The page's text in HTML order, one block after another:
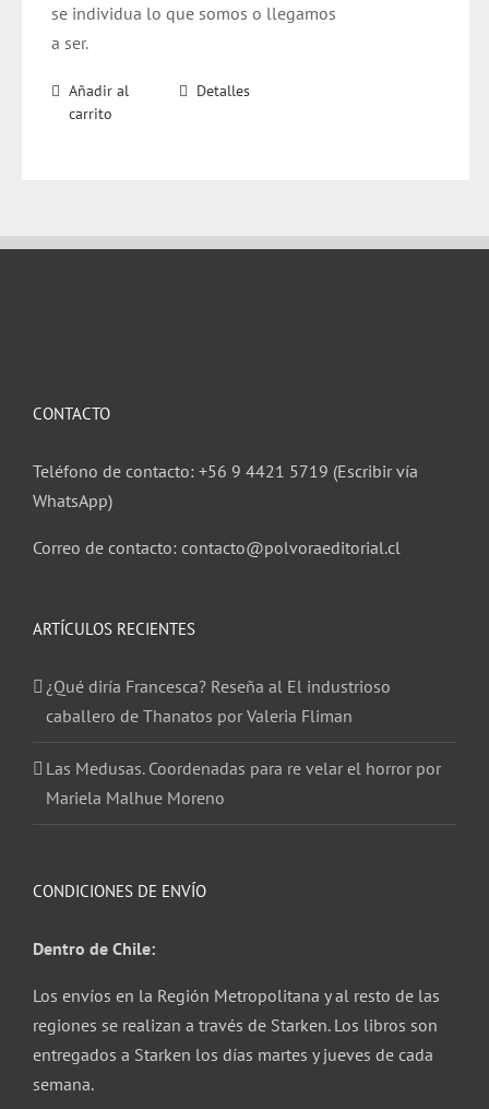
se individua lo que somos o llegamos
a ser.
Añadir al
carrito
Detalles
CONTACTO
Teléfono de contacto: +56 9 4421 5719 (Escribir vía
WhatsApp)
Correo de contacto: contacto@polvoraeditorial.cl
ARTÍCULOS RECIENTES
¿Qué diría Francesca? Reseña al El industrioso
caballero de Thanatos por Valeria Fliman
Las Medusas. Coordenadas para re velar el horror por
Mariela Malhue Moreno
CONDICIONES DE ENVÍO
Dentro de Chile:
Los envíos en la Región Metropolitana y al resto de las
regiones se realizan a través de Starken. Los libros son
entregados a Starken los días martes y jueves de cada
semana.